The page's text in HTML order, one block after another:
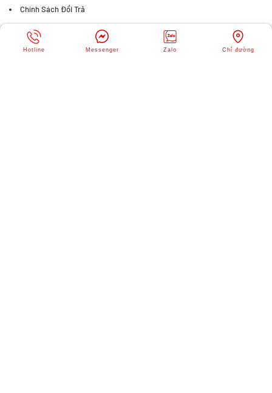
Chính Sách Đổi Trả
FANPAGE FACEBOOK
Hotline Messenger Zalo Chỉ đường